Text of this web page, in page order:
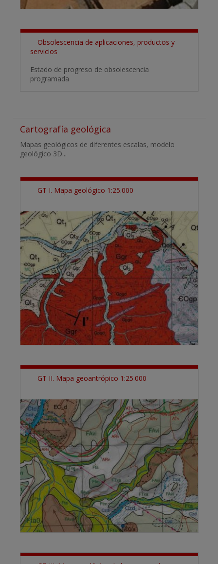
Obsolescencia de aplicaciones, productos y
servicios
Estado de progreso de obsolescencia
programada
Cartografía geológica
Mapas geológicos de diferentes escalas, modelo
geológico 3D...
GT I. Mapa geológico 1:25.000
GT II. Mapa geoantrópico 1:25.000